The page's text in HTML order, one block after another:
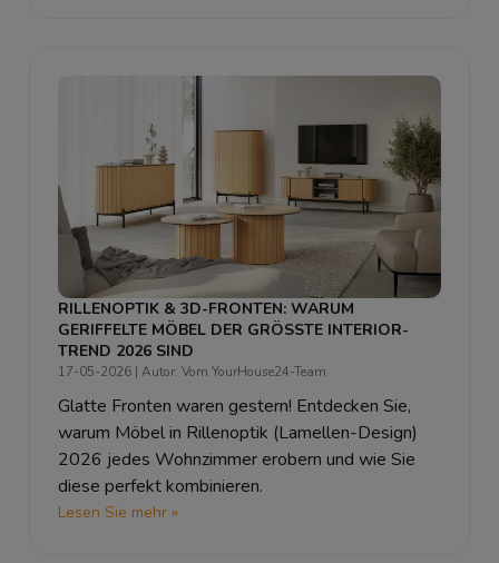
RILLENOPTIK & 3D-FRONTEN: WARUM
GERIFFELTE MÖBEL DER GRÖSSTE INTERIOR-T
REND 2026 SIND
17-05-2026 | Autor: Vom YourHouse24-Team
Glatte Fronten waren gestern! Entdecken Sie,
warum Möbel in Rillenoptik (Lamellen-Design)
2026 jedes Wohnzimmer erobern und wie Sie
diese perfekt kombinieren.
Lesen Sie mehr »